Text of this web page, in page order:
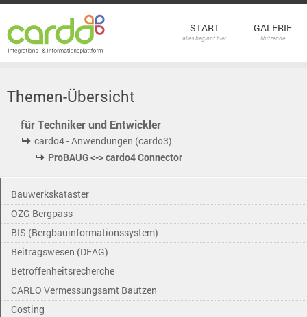
START
alles beginnt hier
GALERIE
Nutzende
Themen-Übersicht
für Techniker und Entwickler
cardo4 - Anwendungen (cardo3)
ProBAUG <-> cardo4 Connector
Bauwerkskataster
OZG Bergpass
BIS (Bergbauinformationssystem)
Beitragswesen (DFAG)
Betroffenheitsrecherche
CARLO Vermessungsamt Bautzen
Costing